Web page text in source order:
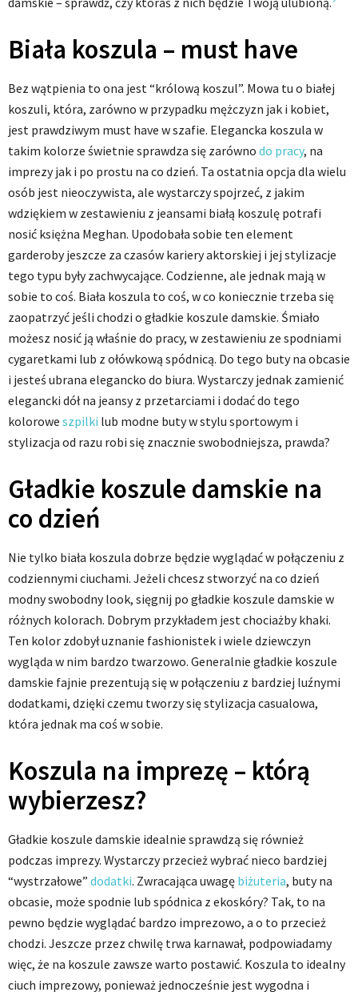
Biała koszula – must have
Bez wątpienia to ona jest “królową koszul”. Mowa tu o białej
koszuli, która, zarówno w przypadku mężczyzn jak i kobiet,
jest prawdziwym must have w szafie. Elegancka koszula w
takim kolorze świetnie sprawdza się zarówno do pracy, na
imprezy jak i po prostu na co dzień. Ta ostatnia opcja dla wielu
osób jest nieoczywista, ale wystarczy spojrzeć, z jakim
wdziękiem w zestawieniu z jeansami białą koszulę potrafi
nosić księżna Meghan. Upodobała sobie ten element
garderoby jeszcze za czasów kariery aktorskiej i jej stylizacje
tego typu były zachwycające. Codzienne, ale jednak mają w
sobie to coś. Biała koszula to coś, w co koniecznie trzeba się
zaopatrzyć jeśli chodzi o gładkie koszule damskie. Śmiało
możesz nosić ją właśnie do pracy, w zestawieniu ze spodniami
cygaretkami lub z ołówkową spódnicą. Do tego buty na obcasie
i jesteś ubrana elegancko do biura. Wystarczy jednak zamienić
elegancki dół na jeansy z przetarciami i dodać do tego
kolorowe szpilki lub modne buty w stylu sportowym i
stylizacja od razu robi się znacznie swobodniejsza, prawda?
Gładkie koszule damskie na
co dzień
Nie tylko biała koszula dobrze będzie wyglądać w połączeniu z
codziennymi ciuchami. Jeżeli chcesz stworzyć na co dzień
modny swobodny look, sięgnij po gładkie koszule damskie w
różnych kolorach. Dobrym przykładem jest chociażby khaki.
Ten kolor zdobył uznanie fashionistek i wiele dziewczyn
wygląda w nim bardzo twarzowo. Generalnie gładkie koszule
damskie fajnie prezentują się w połączeniu z bardziej luźnymi
dodatkami, dzięki czemu tworzy się stylizacja casualowa,
która jednak ma coś w sobie.
Koszula na imprezę – którą
wybierzesz?
Gładkie koszule damskie idealnie sprawdzą się również
podczas imprezy. Wystarczy przecież wybrać nieco bardziej
“wystrzałowe” dodatki. Zwracająca uwagę biżuteria, buty na
obcasie, może spodnie lub spódnica z ekoskóry? Tak, to na
pewno będzie wyglądać bardzo imprezowo, a o to przecież
chodzi. Jeszcze przez chwilę trwa karnawał, podpowiadamy
więc, że na koszule zawsze warto postawić. Koszula to idealny
ciuch imprezowy, ponieważ jednocześnie jest wygodna i